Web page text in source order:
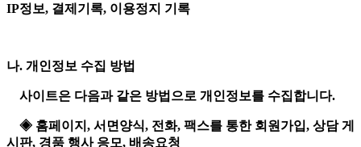
IP정보, 결제기록, 이용정지 기록
나. 개인정보 수집 방법
사이트은 다음과 같은 방법으로 개인정보를 수집합니다.
◈ 홈페이지, 서면양식, 전화, 팩스를 통한 회원가입, 상담 게
시판, 경품 행사 응모, 배송요청